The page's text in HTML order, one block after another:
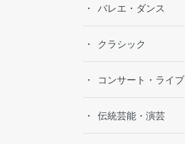
バレエ・ダンス
クラシック
コンサート・ライブ
伝統芸能・演芸